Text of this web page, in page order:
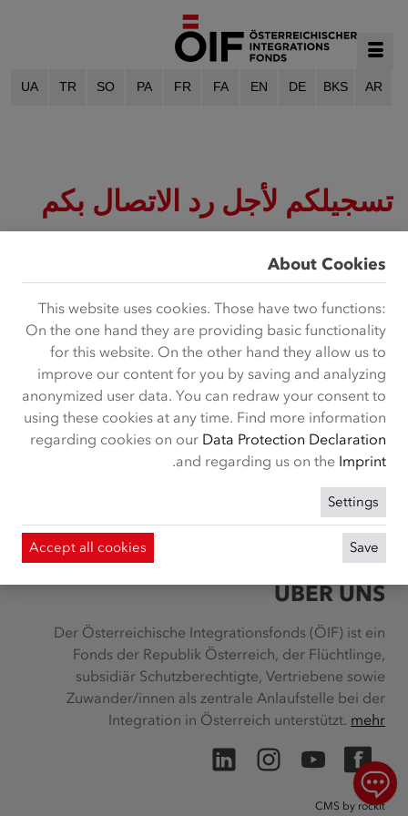
AR
BKS
DE
EN
FA
FR
PA
SO
TR
UA
تسجيلكم لأجل رد الاتصال بكم
سوف نرد عليكم بعد قليل.
Chatbot öffnen
ÜBER UNS
Der Österreichische Integrationsfonds (ÖIF) ist ein
Fonds der Republik Österreich, der Flüchtlinge,
subsidiär Schutzberechtigte, Vertriebene sowie
Zuwander/innen als zentrale Anlaufstelle bei der
Integration in Österreich unterstützt. mehr
Facebook
YouTube
Instagram
LinkedIn
CMS by rockit
About Cookies
This website uses cookies. Those have two functions:
On the one hand they are providing basic functionality
for this website. On the other hand they allow us to
improve our content for you by saving and analyzing
anonymized user data. You can redraw your consent to
using these cookies at any time. Find more information
regarding cookies on our Data Protection Declaration
and regarding us on the Imprint
.
Settings
Save
Accept all cookies